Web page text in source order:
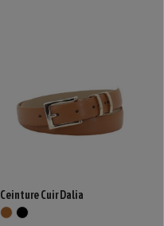
Ceinture Cuir Dalia